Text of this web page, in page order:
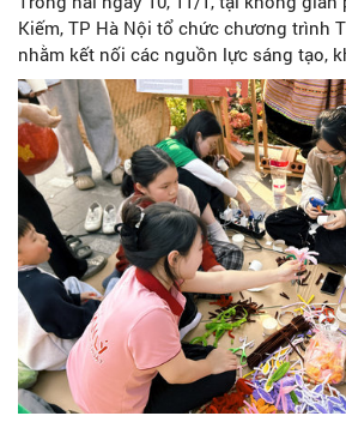
Kiếm, TP Hà Nội tổ chức chương trình
nhằm kết nối các nguồn lực sáng tạo,
mở đầu cho hành trình hướng tới Lễ
Hà Nội diễn ra vào tháng 11/2026.